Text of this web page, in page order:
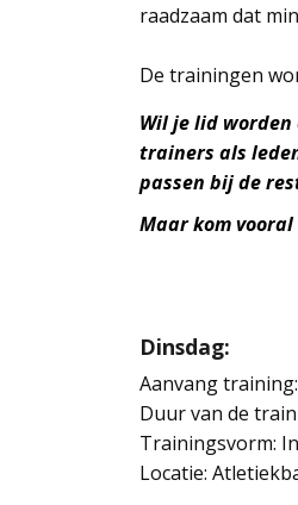
raadzaam dat
De trainingen
Wil je lid
trainers als
passen bij de
Maar kom
Dinsdag:
Aanvang
Duur van de
Trainingsvorm:
Locatie: